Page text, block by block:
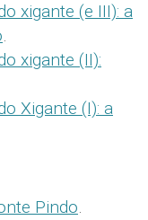
xigante (e III): a
.
xigante (II):
Xigante (I): a
Pindo.